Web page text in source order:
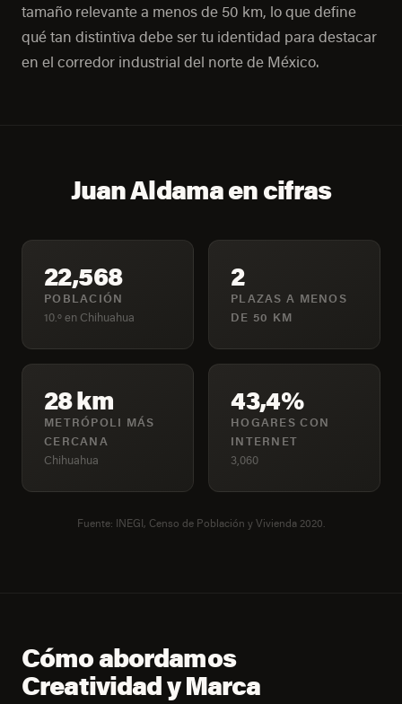
tamaño relevante a menos de 50 km, lo que define
qué tan distintiva debe ser tu identidad para destacar
en el corredor industrial del norte de México.
Juan Aldama en cifras
22,568
POBLACIÓN
10.º en Chihuahua
2
PLAZAS A MENOS
DE 50 KM
28 km
METRÓPOLI MÁS
CERCANA
Chihuahua
43,4%
HOGARES CON
INTERNET
3,060
Fuente: INEGI, Censo de Población y Vivienda 2020.
Cómo abordamos
Creatividad y Marca